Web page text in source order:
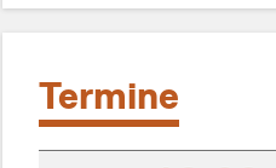
Termine